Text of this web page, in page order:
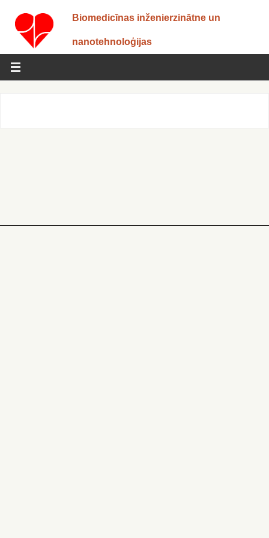
Biomedicīnas inženierzinātne un
nanotehnoloģijas